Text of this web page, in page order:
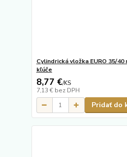
Cylindrická vložka EURO 35/40
kľúče
8,77 €/KS
7,13 € bez DPH
Pridať do